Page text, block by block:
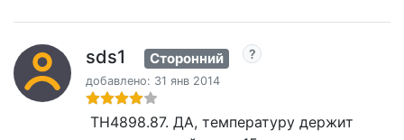
sds1 Сторонний
добавлено: 31 янв 2014
TH4898.87. ДА, температуру держит